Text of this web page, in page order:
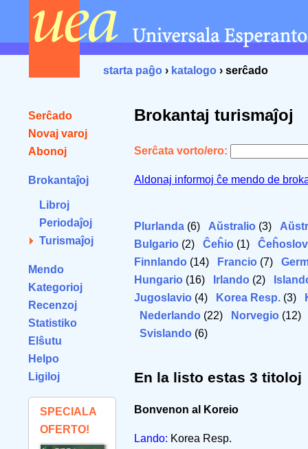
starta paĝo › katalogo › serĉado
Serĉado
Novaj varoj
Abonoj
Brokantaĵoj
Libroj
Periodaĵoj
Turismaĵoj
Mendo
Kategorioj
Recenzoj
Statistiko
Elŝutu
Helpo
Ligiloj
SPECIALA
OFERTO!
Brokantaj turismaĵoj
Serĉata vorto/ero:
Aldonaj informoj ĉe mendo de
Plurlanda (6) Aŭstralio (3)
Bulgario (2) Ĉeĥio (1)
Finnlando (14) Francio (7)
Hungario (16) Irlando (2)
Jugoslavio (4) Korea Resp. (3)
Nederlando (22) Norvegio
Svislando (6)
En la listo estas 3 titoloj
Bonvenon al Koreio
Lando: Korea Resp.